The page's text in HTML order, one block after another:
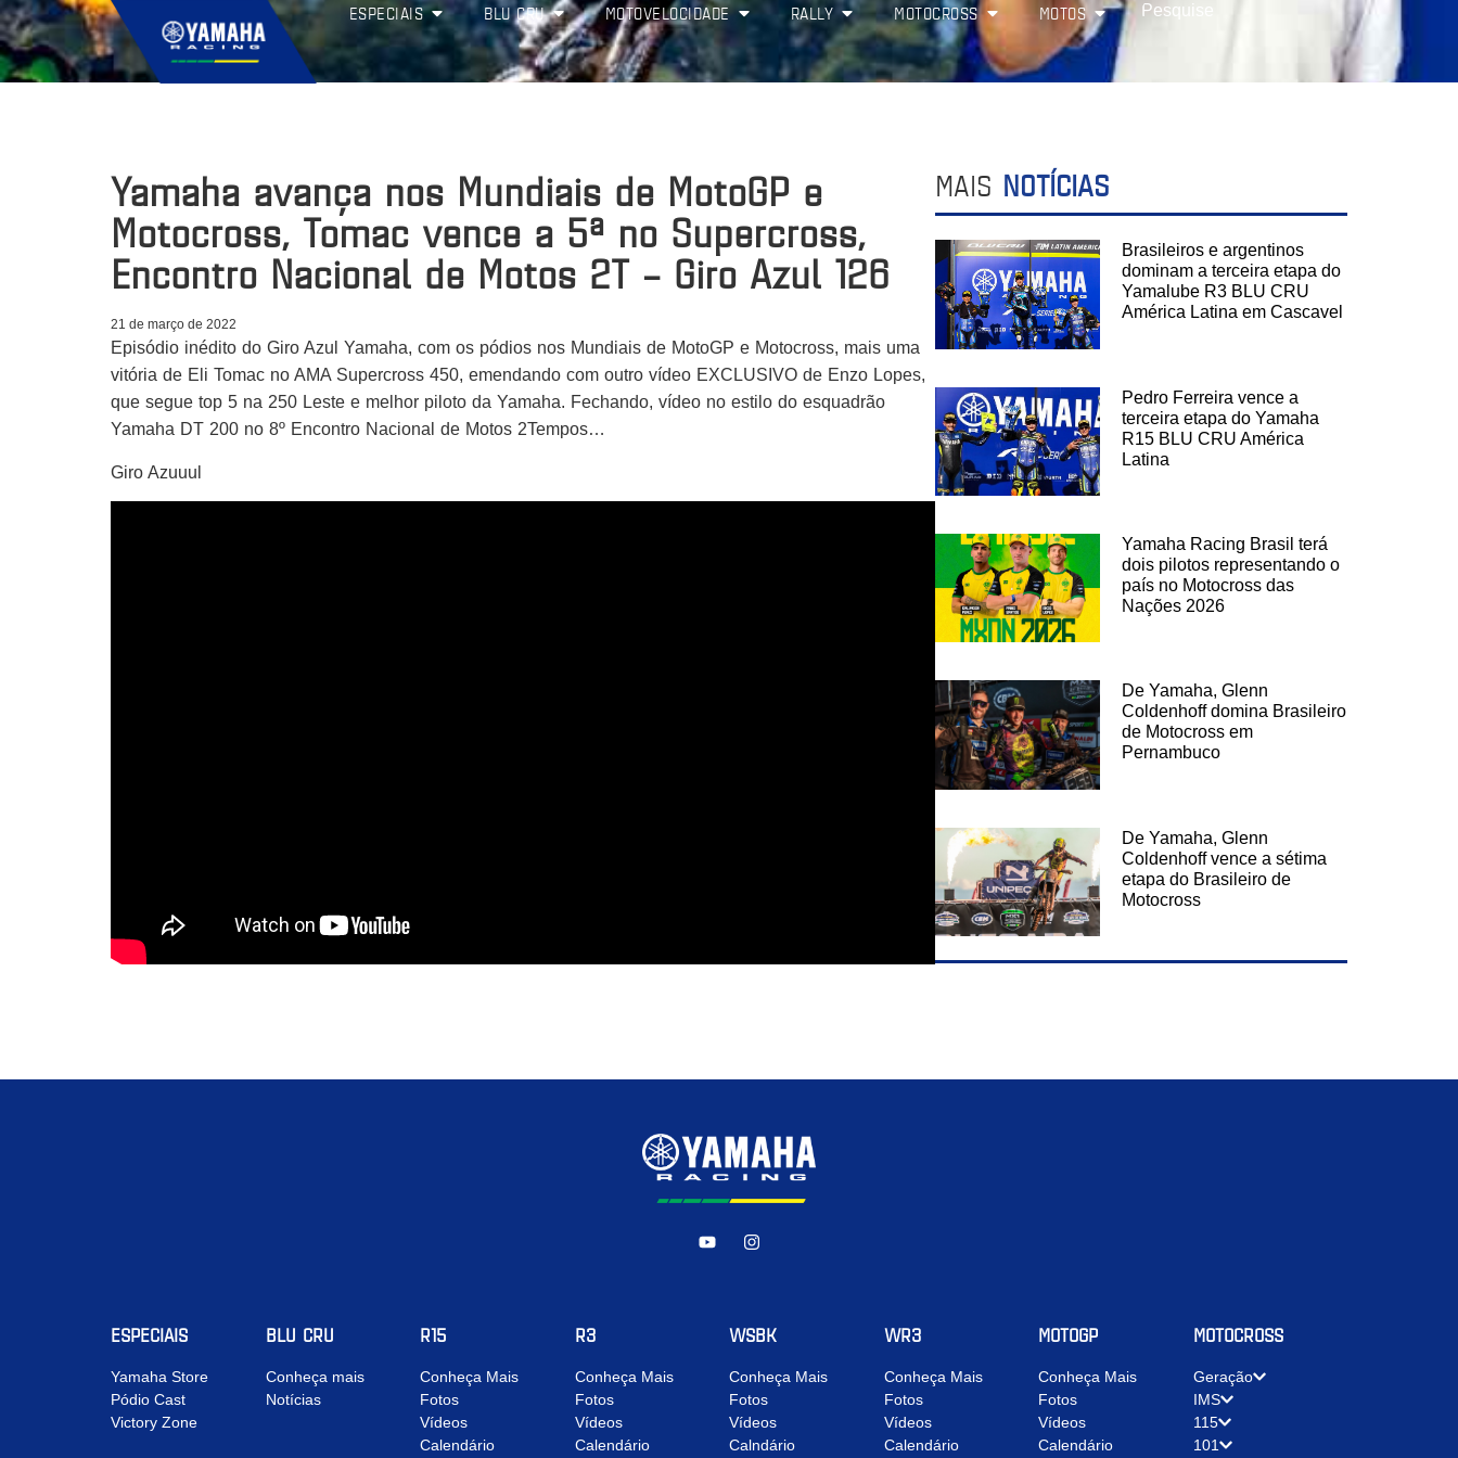
ESPECIAIS BLU CRU MOTOVELOCIDADE RALLY MOTOCROSS MOTOS
Yamaha avança nos Mundiais de MotoGP e
Motocross, Tomac vence a 5ª no Supercross,
Encontro Nacional de Motos 2T – Giro Azul 126
21 de março de 2022
Episódio inédito do Giro Azul Yamaha, com os pódios nos Mundiais de MotoGP e Motocross, mais uma
vitória de Eli Tomac no AMA Supercross 450, emendando com outro vídeo EXCLUSIVO de Enzo Lopes,
que segue top 5 na 250 Leste e melhor piloto da Yamaha. Fechando, vídeo no estilo do esquadrão
Yamaha DT 200 no 8º Encontro Nacional de Motos 2Tempos…
Giro Azuuul
MAIS NOTÍCIAS
Brasileiros e argentinos
dominam a terceira etapa do
Yamalube R3 BLU CRU
América Latina em Cascavel
Pedro Ferreira vence a
terceira etapa do Yamaha
R15 BLU CRU América
Latina
Yamaha Racing Brasil terá
dois pilotos representando o
país no Motocross das
Nações 2026
De Yamaha, Glenn
Coldenhoff domina Brasileiro
de Motocross em
Pernambuco
De Yamaha, Glenn
Coldenhoff vence a sétima
etapa do Brasileiro de
Motocross
ESPECIAIS
Yamaha Store
Pódio Cast
Victory Zone
BLU CRU
Conheça mais
Notícias
R15
Conheça Mais
Fotos
Vídeos
Calendário
R3
Conheça Mais
Fotos
Vídeos
Calendário
WSBK
Conheça Mais
Fotos
Vídeos
Calndário
WR3
Conheça Mais
Fotos
Vídeos
Calendário
MOTOGP
Conheça Mais
Fotos
Vídeos
Calendário
MOTOCROSS
Geração
IMS
115
101